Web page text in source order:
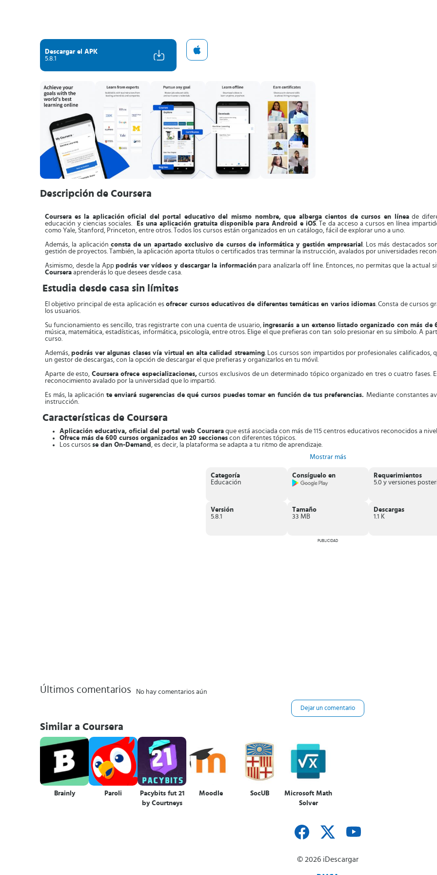
Descargar el APK
5.8.1
Descripción de Coursera
Coursera es la aplicación oficial del portal educativo del mismo nombre, que alberga cientos de cursos en líneade
educación y ciencias sociales.
Es una aplicación gratuita disponible para Android e iOS. Te da acceso a cursos en línea
como Yale, Stanford, Princeton, entre otros. Todos los cursos están organizados en un catálogo, fácil de explorar uno a uno.
Además, la aplicación consta de un apartado exclusivo de cursos de informática y gestión empresarial . Los más destacados
gestión de proyectos. También, la aplicación aporta títulos o certificados tras terminar la instrucción, avalados por universidades
Asimismo, desde la Apppodrás ver vídeos y descargar la informaciónpara analizarla off line. Entonces, no permitas que la actual
Coursera aprenderás lo que desees desde casa.
Estudia desde casa sin límites
El objetivo principal de esta aplicación esofrecer cursos educativos de diferentes temáticas en varios idiomas. Consta de cursos
los usuarios.
Su funcionamiento es sencillo, tras registrarte con una cuenta de usuario, ingresarás a un extenso listado organizado con más de
música, matemática, estadísticas, informática, psicología, entre otros. Elige el que prefieras con tan solo presionar en su símbolo. A
curso.
Además,podrás ver algunas clases vía virtual en alta calidad streaming. Los cursos son impartidos por profesionales calificados,
un gestor de descargas, con la opción de descargar el que prefieras y organizarlos en tu móvil.
Aparte de esto,Coursera ofrece especializaciones,cursos exclusivos de un determinado tópico organizado en tres o cuatro fases.
reconocimiento avalado por la universidad que lo impartió.
Es más, la aplicación te enviará sugerencias dequé cursos puedes tomar en función de tus preferencias. Mediante constantes
instrucción.
Características de Coursera
Aplicación educativa, oficial del portal web Coursera que está asociada con más de 115 centros educativos reconocidos a
Ofrece más de 600 cursos organizados en 20 secciones con diferentes tópicos.
Los cursos se dan On-Demand , es decir, la plataforma se adapta a tu ritmo de aprendizaje.
Los cursos están subtitulados por si deseas tomarlos en otro idioma
Mostrar más
Categoría
Educación
Consíguelo en
Requerimientos
Versión
5.8.1
Tamaño
33 MB
Descargas
1.1 K
PUBLICIDAD
Últimos comentarios No hay comentarios aún
Dejar un comentario
Similar a Coursera
Brainly Paroli
Pacybits fut 21
by Courtneys
Moodle SocUB
Microsoft Math
Solver
© 2026 iDescargar